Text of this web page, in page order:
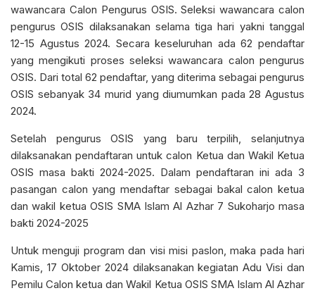
wawancara Calon Pengurus OSIS. Seleksi wawancara calon
pengurus OSIS dilaksanakan selama tiga hari yakni tanggal
12-15 Agustus 2024. Secara keseluruhan ada 62 pendaftar
yang mengikuti proses seleksi wawancara calon pengurus
OSIS. Dari total 62 pendaftar, yang diterima sebagai pengurus
OSIS sebanyak 34 murid yang diumumkan pada 28 Agustus
2024.
Setelah pengurus OSIS yang baru terpilih, selanjutnya
dilaksanakan pendaftaran untuk calon Ketua dan Wakil Ketua
OSIS masa bakti 2024-2025. Dalam pendaftaran ini ada 3
pasangan calon yang mendaftar sebagai bakal calon ketua
dan wakil ketua OSIS SMA Islam Al Azhar 7 Sukoharjo masa
bakti 2024-2025
Untuk menguji program dan visi misi paslon, maka pada hari
Kamis, 17 Oktober 2024 dilaksanakan kegiatan Adu Visi dan
Pemilu Calon ketua dan Wakil Ketua OSIS SMA Islam Al Azhar